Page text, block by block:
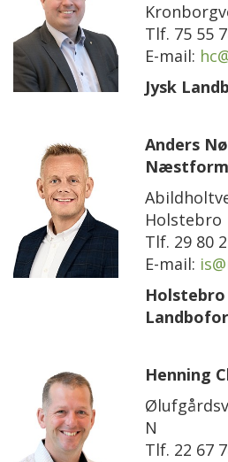
Tlf. 75 55
E-mail:
Jysk
Anders
Holstebro
Tlf. 29 80
E-mail:
Henning
N
Tlf. 22 67